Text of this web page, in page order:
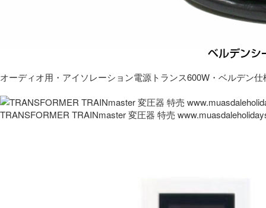
オーディオ用・アイソレーション電源トランス600W・ベルデン仕
TRANSFORMER TRAINmaster 変圧器 特売